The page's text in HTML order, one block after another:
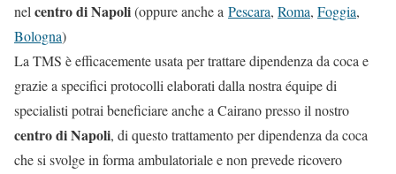
nelcentro di Napoli(oppure anche a Pescara, Roma, Foggia,
Bologna)
La TMS è efficacemente usata per trattare dipendenza da coca e
grazie a specifici protocolli elaborati dalla nostra équipe di
specialisti potrai beneficiare anche a Cairano presso il nostro
centro di Napoli, di questo trattamento per dipendenza da coca
che si svolge in forma ambulatoriale e non prevede ricovero